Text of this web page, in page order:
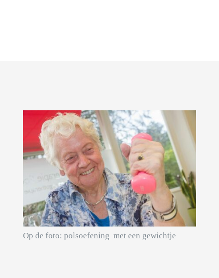
Op de foto: polsoefening met een gewichtje